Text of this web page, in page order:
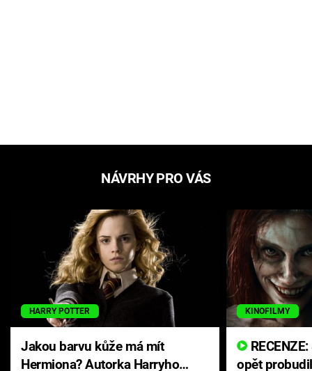
NÁVRHY PRO VÁS
HARRY POTTER
Jakou barvu kůže má mít
Hermiona? Autorka Harryho
KINOFILMY
opět